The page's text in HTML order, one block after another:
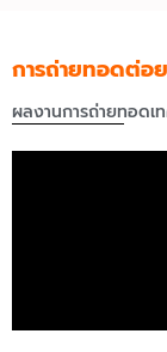
การถ่ายทอดต่อ
ผลงานการถ่ายทอดเ